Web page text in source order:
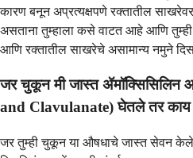
कारण बनून अप्रत्यक्षपणे रक्तातील
असताना तुम्हाला कसे वाटत आहे आणि
आणि रक्तातील साखरेचे असामान्य नमुने
जर चुकून मी जास्त
and Clavulanate) घेतले तर काय
जर तुम्ही चुकून या औषधाचे जास्त सेवन केले,